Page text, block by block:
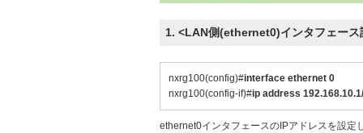
1. <LAN側(ethernet0)インタフェース
nxrg100(config)#interface ethernet 0
nxrg100(config-if)#ip address
ethernet0インタフェースのIPアドレスを設定